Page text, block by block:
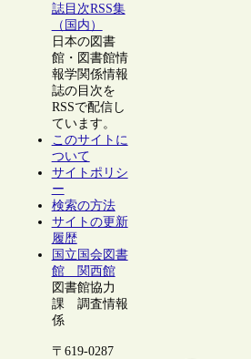
誌目次RSS集
（国内）
日本の図書
館・図書館情
報学関係情報
誌の目次を
RSSで配信し
ています。
このサイトに
ついて
サイトポリシ
ー
検索の方法
サイトの更新
履歴
国立国会図書
館 関西館
図書館協力
課 調査情報
係
〒619-0287